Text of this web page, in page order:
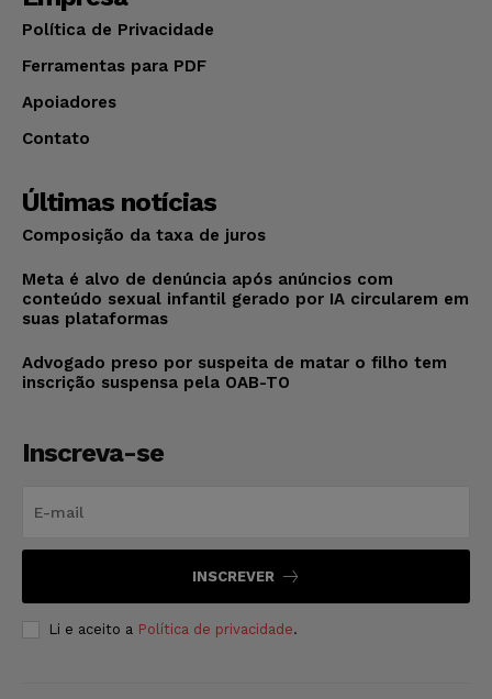
Política de Privacidade
Ferramentas para PDF
Apoiadores
Contato
Últimas notícias
Composição da taxa de juros
Meta é alvo de denúncia após anúncios com
conteúdo sexual infantil gerado por IA circularem em
suas plataformas
Advogado preso por suspeita de matar o filho tem
inscrição suspensa pela OAB-TO
Inscreva-se
INSCREVER
Li e aceito a Política de privacidade.